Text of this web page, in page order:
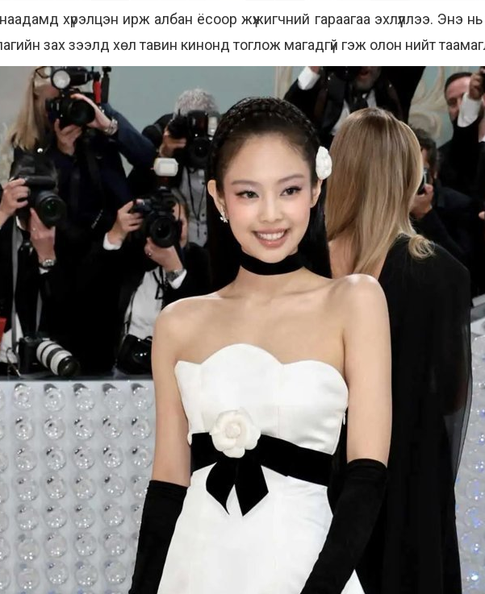
хүрэлцэн ирж албан ёсоор жүжигчний гараагаа эхлүүллээ. Энэ
зах зээлд хөл тавин кинонд тоглож магадгүй гэж олон нийт